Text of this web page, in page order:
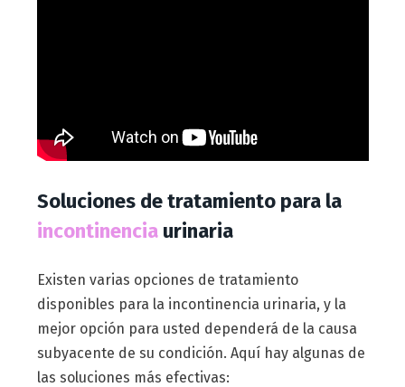
Soluciones de tratamiento para la
incontinenciaurinaria
Existen varias opciones de tratamiento
disponibles para la incontinencia urinaria, y la
mejor opción para usted dependerá de la causa
subyacente de su condición. Aquí hay algunas de
las soluciones más efectivas: